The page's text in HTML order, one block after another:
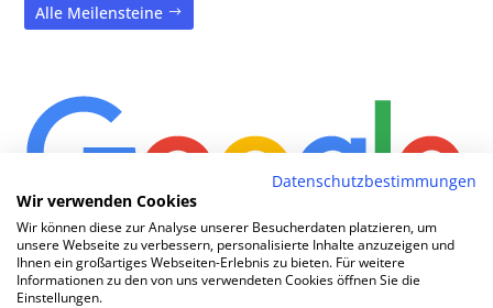
Alle Meilensteine
Wie kom|
Datenschutzbestimmungen
Wir verwenden Cookies
Wir können diese zur Analyse unserer Besucherdaten platzieren, um
unsere Webseite zu verbessern, personalisierte Inhalte anzuzeigen und
Ihnen ein großartiges Webseiten-Erlebnis zu bieten. Für weitere
Informationen zu den von uns verwendeten Cookies öffnen Sie die
Einstellungen.